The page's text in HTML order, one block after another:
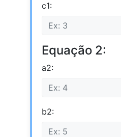
c1:
Equação 2:
a2:
b2: